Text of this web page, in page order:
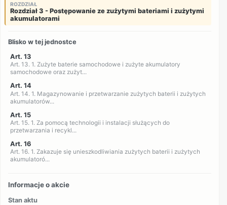
ROZDZIAŁ
Rozdział 3 - Postępowanie ze zużytymi bateriami i zużytymi
akumulatorami
Blisko w tej jednostce
Art. 13
Art. 13. 1. Zużyte baterie samochodowe i zużyte akumulatory
samochodowe oraz zużyt...
Art. 14
Art. 14. 1. Magazynowanie i przetwarzanie zużytych baterii i zużytych
akumulatorów...
Art. 15
Art. 15. 1. Za pomocą technologii i instalacji służących do
przetwarzania i recykl...
Art. 16
Art. 16. 1. Zakazuje się unieszkodliwiania zużytych baterii i zużytych
akumulatoró...
Informacje o akcie
Stan aktu